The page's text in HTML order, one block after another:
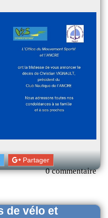
Partager
0 commentaire
de vélo et